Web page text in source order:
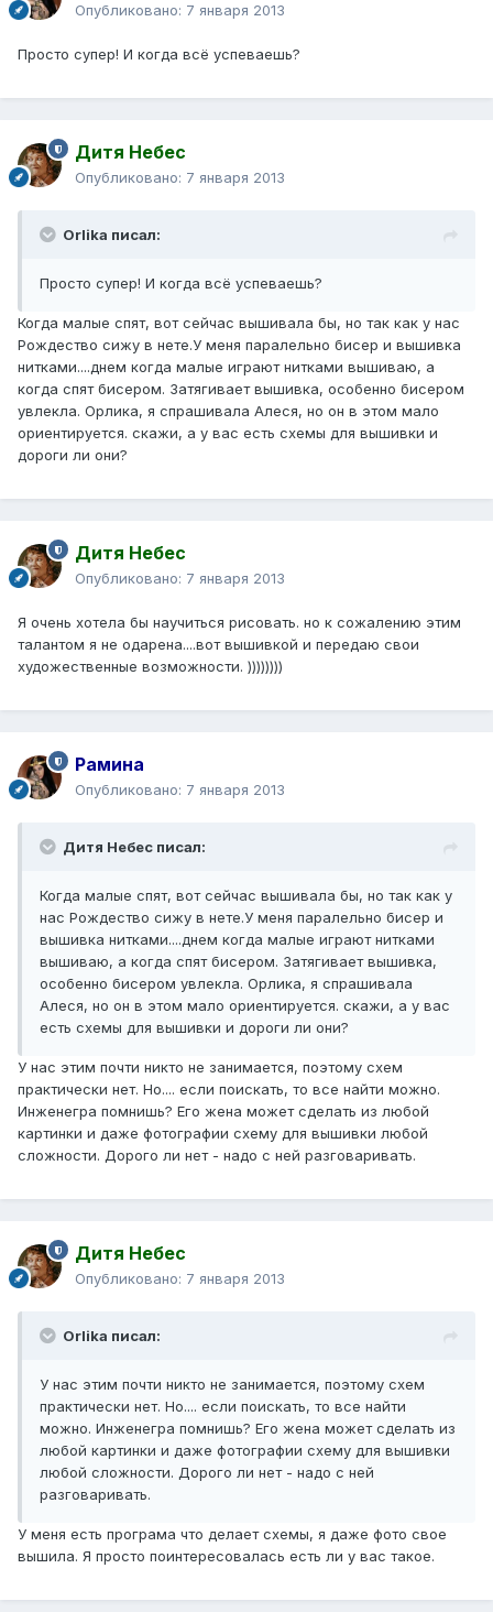
Опубликовано: 7 января 2013
Просто супер! И когда всё успеваешь?
Дитя Небес
Опубликовано: 7 января 2013
Orlika писал:
Просто супер! И когда всё успеваешь?
Когда малые спят, вот сейчас вышивала бы, но так как у нас
Рождество сижу в нете.У меня паралельно бисер и вышивка
нитками....днем когда малые играют нитками вышиваю, а
когда спят бисером. Затягивает вышивка, особенно бисером
увлекла. Орлика, я спрашивала Алеся, но он в этом мало
ориентируется. скажи, а у вас есть схемы для вышивки и
дороги ли они?
Дитя Небес
Опубликовано: 7 января 2013
Я очень хотела бы научиться рисовать. но к сожалению этим
талантом я не одарена....вот вышивкой и передаю свои
художественные возможности. ))))))))
Рамина
Опубликовано: 7 января 2013
Дитя Небес писал:
Когда малые спят, вот сейчас вышивала бы, но так как у
нас Рождество сижу в нете.У меня паралельно бисер и
вышивка нитками....днем когда малые играют нитками
вышиваю, а когда спят бисером. Затягивает вышивка,
особенно бисером увлекла. Орлика, я спрашивала
Алеся, но он в этом мало ориентируется. скажи, а у вас
есть схемы для вышивки и дороги ли они?
У нас этим почти никто не занимается, поэтому схем
практически нет. Но.... если поискать, то все найти можно.
Инженегра помнишь? Его жена может сделать из любой
картинки и даже фотографии схему для вышивки любой
сложности. Дорого ли нет - надо с ней разговаривать.
Дитя Небес
Опубликовано: 7 января 2013
Orlika писал:
У нас этим почти никто не занимается, поэтому схем
практически нет. Но.... если поискать, то все найти
можно. Инженегра помнишь? Его жена может сделать из
любой картинки и даже фотографии схему для вышивки
любой сложности. Дорого ли нет - надо с ней
разговаривать.
У меня есть програма что делает схемы, я даже фото свое
вышила. Я просто поинтересовалась есть ли у вас такое.